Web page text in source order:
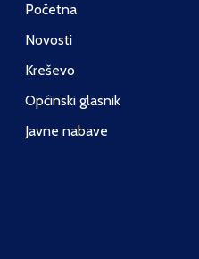
Početna
Novosti
Kreševo
Općinski glasnik
Javne nabave